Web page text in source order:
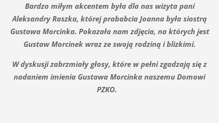
Bardzo miłym akcentem była dla nas wizyta pani
Aleksandry Raszka, której prababcia Joanna była siostrą
Gustawa Morcinka. Pokazała nam zdjęcia, na których jest
Gustaw Morcinek wraz ze swoją rodziną i blizkimi.
W dyskusji zabrzmiały głosy, które w pełni zgadzają się z
nadaniem imienia Gustawa Morcinka naszemu Domowi
PZKO.